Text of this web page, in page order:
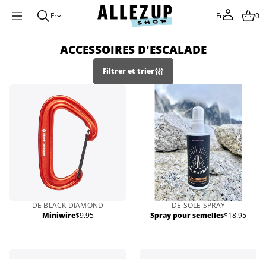
Fr Fr 0
ACCESSOIRES D'ESCALADE
Filtrer et trier
DE BLACK DIAMOND
MiniwirePrix
$9.95
DE SOLE SPRAY
Spray pour semellesPrix
$18.95